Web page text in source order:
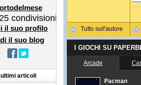
condivisioni
il suo profilo
il suo blog
ultimi articoli
Tutto sull'autore
I GIOCHI SU
Arcade
Pacman